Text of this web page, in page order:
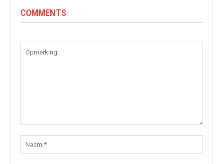
COMMENTS